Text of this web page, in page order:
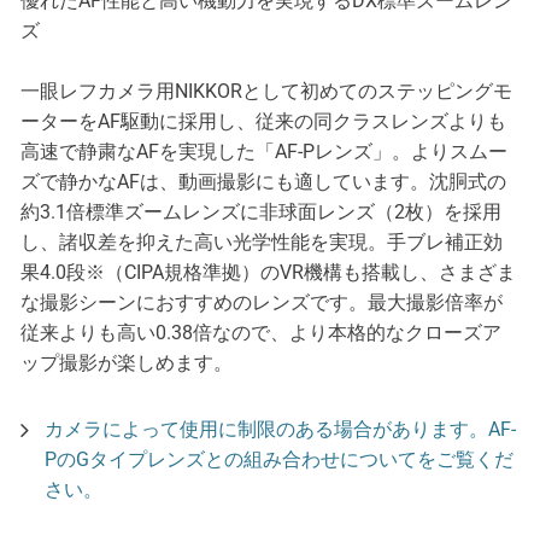
ズ
一眼レフカメラ用NIKKORとして初めてのステッピングモ
ーターをAF駆動に採用し、従来の同クラスレンズよりも
高速で静粛なAFを実現した「AF-Pレンズ」。よりスムー
ズで静かなAFは、動画撮影にも適しています。沈胴式の
約3.1倍標準ズームレンズに非球面レンズ（2枚）を採用
し、諸収差を抑えた高い光学性能を実現。手ブレ補正効
果4.0段※（CIPA規格準拠）のVR機構も搭載し、さまざま
な撮影シーンにおすすめのレンズです。最大撮影倍率が
従来よりも高い0.38倍なので、より本格的なクローズア
ップ撮影が楽しめます。
カメラによって使用に制限のある場合があります。AF-
PのGタイプレンズとの組み合わせについてをご覧くだ
さい。